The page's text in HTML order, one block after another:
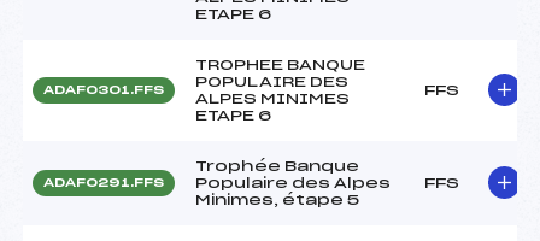
ETAPE 6
ADAF0301.FFS
TROPHEE BANQUE
POPULAIRE DES
ALPES MINIMES
ETAPE 6
FFS
ADAF0291.FFS
Trophée Banque
Populaire des Alpes
Minimes, étape 5
FFS